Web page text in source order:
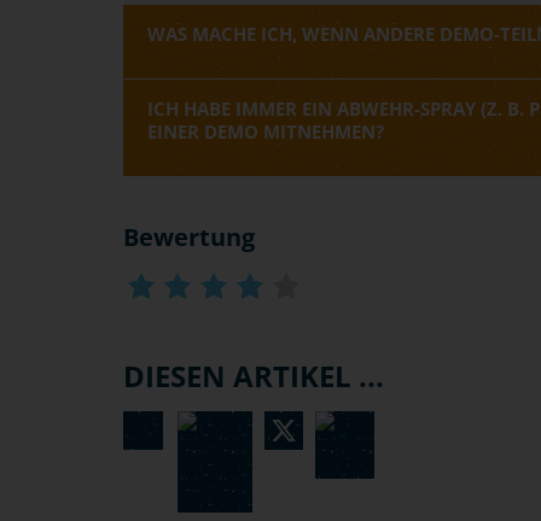
WAS MACHE ICH, WENN ANDERE DEMO-
ICH HABE IMMER EIN ABWEHR-SPRAY (Z. B.
EINER DEMO MITNEHMEN?
Bewertung
DIESEN ARTIKEL ...